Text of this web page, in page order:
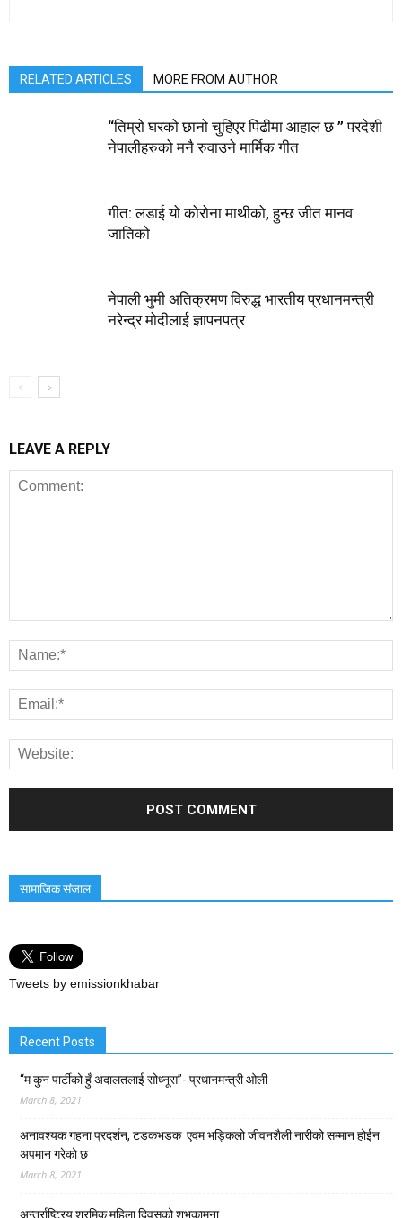
RELATED ARTICLES MORE FROM AUTHOR
“तिम्रो घरको छानो चुहिएर पिंढीमा आहाल छ ” परदेशी
नेपालीहरुको मनै रुवाउने मार्मिक गीत
गीत: लडाई यो कोरोना माथीको, हुन्छ जीत मानव
जातिको
नेपाली भुमी अतिक्रमण विरुद्ध भारतीय प्रधानमन्त्री
नरेन्द्र मोदीलाई ज्ञापनपत्र
LEAVE A REPLY
सामाजिक संजाल
Tweets by emissionkhabar
Recent Posts
“म कुन पार्टीको हुँ अदालतलाई सोध्नूस”- प्रधानमन्त्री ओली
March 8, 2021
अनावश्यक गहना प्रदर्शन, टडकभडक एवम भड्किलो जीवनशैली नारीको सम्मान होईन
अपमान गरेको छ
March 8, 2021
अन्तर्राष्ट्रिय श्रमिक महिला दिवसको शुभकामना